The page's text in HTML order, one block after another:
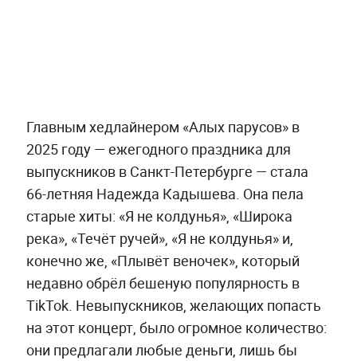
Главным хедлайнером «Алых парусов» в
2025 году — ежегодного праздника для
выпускников в Санкт-Петербурге — стала
66-летняя Надежда Кадышева. Она пела
старые хиты: «Я не колдунья», «Широка
река», «Течёт ручей», «Я не колдунья» и,
конечно же, «Плывёт веночек», который
недавно обрёл бешеную популярность в
TikTok. Невыпускников, желающих попасть
на этот концерт, было огромное количество:
они предлагали любые деньги, лишь бы